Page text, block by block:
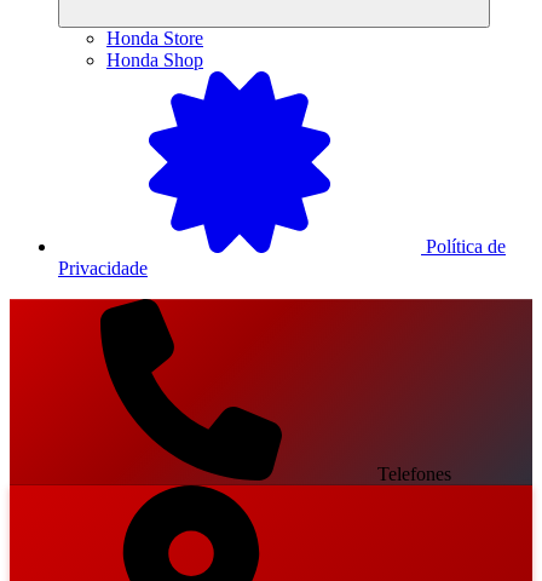
Honda Store
Honda Shop
Política de
Privacidade
Telefones